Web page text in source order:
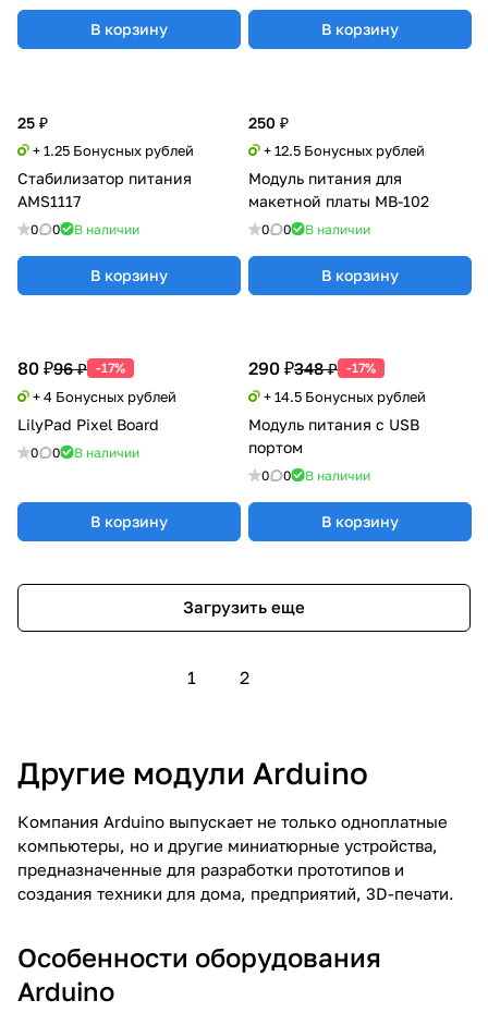
В корзину В корзину
25 ₽
+ 1.25 Бонусных рублей
Стабилизатор питания
AMS1117
0 0 В наличии
В корзину
250 ₽
+ 12.5 Бонусных рублей
Модуль питания для
макетной платы MB-102
0 0 В наличии
В корзину
80 ₽96 ₽ -17%
+ 4 Бонусных рублей
LilyPad Pixel Board
0 0 В наличии
В корзину
290 ₽348 ₽ -17%
+ 14.5 Бонусных рублей
Модуль питания с USB
портом
0 0 В наличии
В корзину
Загрузить еще
1 2
Другие модули Arduino
Компания Arduino выпускает не только одноплатные
компьютеры, но и другие миниатюрные устройства,
предназначенные для разработки прототипов и
создания техники для дома, предприятий, 3D-печати.
Особенности оборудования
Arduino